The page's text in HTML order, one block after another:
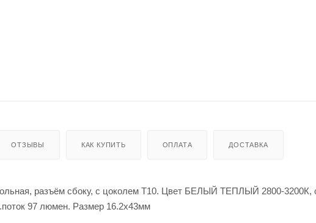
ОТЗЫВЫ КАК КУПИТЬ ОПЛАТА ДОСТАВКА
разъём сбоку, с цоколем T10. Цвет БЕЛЫЙ ТЕПЛЫЙ 2800-3200К,
97 люмен. Размер 16.2х43мм